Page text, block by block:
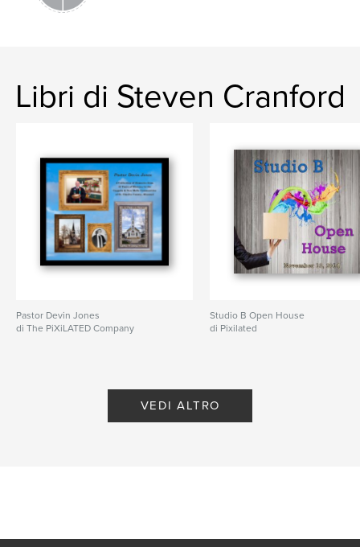
Libri di Steven Cranford
Pastor Devin Jones
di The PiXiLATED Company
Studio B Open House
di Pixilated
VEDI ALTRO